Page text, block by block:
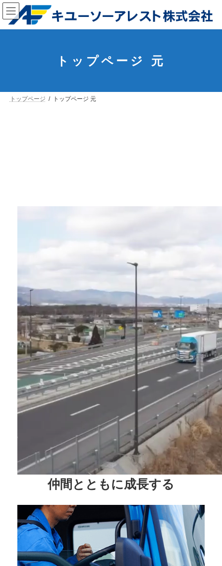
コ
ン
テ
ン
ナ
ビ
ゲ
ー
トップページ 元
トップページ トップページ 元
仲間とともに成長する